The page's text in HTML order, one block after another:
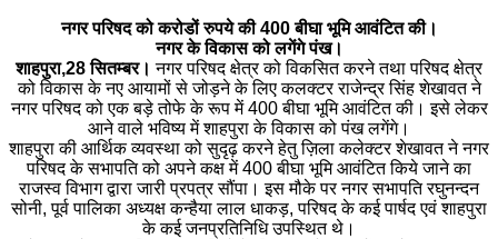
नगर परिषद को करोडों रुपये की 400 बीघा भूमि आवंटित की।
नगर के विकास को लगेंगे पंख।
शाहपुरा,28 सितम्बर। नगर परिषद क्षेत्र को विकसित करने तथा परिषद क्षेत्र
को विकास के नए आयामों से जोड़ने के लिए कलक्टर राजेन्द्र सिंह शेखावत ने
नगर परिषद को एक बड़े तोफे के रूप में 400 बीघा भूमि आवंटित की। इसे लेकर
आने वाले भविष्य में शाहपुरा के विकास को पंख लगेंगे।
शाहपुरा की आर्थिक व्यवस्था को सुदृढ़ करने हेतु ज़िला कलेक्टर शेखावत ने नगर
परिषद के सभापति को अपने कक्ष में 400 बीघा भूमि आवंटित किये जाने का
राजस्व विभाग द्वारा जारी प्रपत्र सौंपा। इस मौके पर नगर सभापति रघुनन्दन
सोनी, पूर्व पालिका अध्यक्ष कन्हैया लाल धाकड़, परिषद के कई पार्षद एवं शाहपुरा
के कई जनप्रतिनिधि उपस्थित थे।